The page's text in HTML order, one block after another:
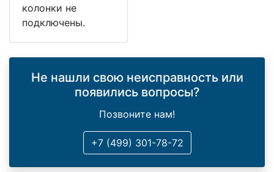
колонки не
подключены.
Не нашли свою неисправность или
появились вопросы?
Позвоните нам!
+7 (499) 301-78-72